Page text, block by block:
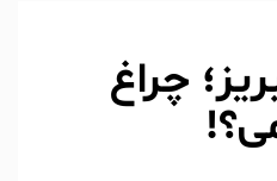
چراغ